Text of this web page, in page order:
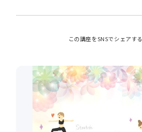
この講座をSNSでシェアする